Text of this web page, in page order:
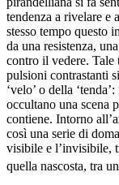
tendenza a rivelare e
stesso tempo questo
da una resistenza,
contro il vedere.
pulsioni contrastanti
‘velo’ o della
occultano una scena
contiene. Intorno
così una serie di
visibile e l’invisibile,
quella nascosta, tra